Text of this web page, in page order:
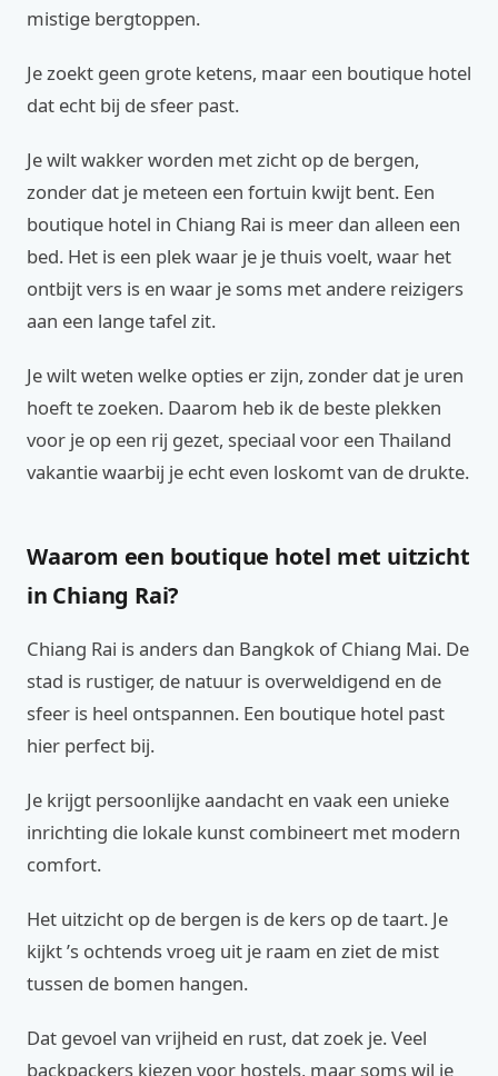
mistige bergtoppen.
Je zoekt geen grote ketens, maar een boutique hotel
dat echt bij de sfeer past.
Je wilt wakker worden met zicht op de bergen,
zonder dat je meteen een fortuin kwijt bent. Een
boutique hotel in Chiang Rai is meer dan alleen een
bed. Het is een plek waar je je thuis voelt, waar het
ontbijt vers is en waar je soms met andere reizigers
aan een lange tafel zit.
Je wilt weten welke opties er zijn, zonder dat je uren
hoeft te zoeken. Daarom heb ik de beste plekken
voor je op een rij gezet, speciaal voor een Thailand
vakantie waarbij je echt even loskomt van de drukte.
Waarom een boutique hotel met uitzicht
in Chiang Rai?
Chiang Rai is anders dan Bangkok of Chiang Mai. De
stad is rustiger, de natuur is overweldigend en de
sfeer is heel ontspannen. Een boutique hotel past
hier perfect bij.
Je krijgt persoonlijke aandacht en vaak een unieke
inrichting die lokale kunst combineert met modern
comfort.
Het uitzicht op de bergen is de kers op de taart. Je
kijkt ’s ochtends vroeg uit je raam en ziet de mist
tussen de bomen hangen.
Dat gevoel van vrijheid en rust, dat zoek je. Veel
backpackers kiezen voor hostels, maar soms wil je